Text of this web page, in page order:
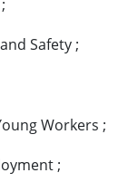
Safety ;
Workers ;
;